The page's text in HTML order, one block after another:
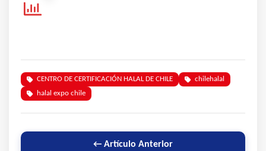
CENTRO DE CERTIFICACIÓN HALAL DE CHILE
chilehalal
halal expo chile
← Artículo Anterior